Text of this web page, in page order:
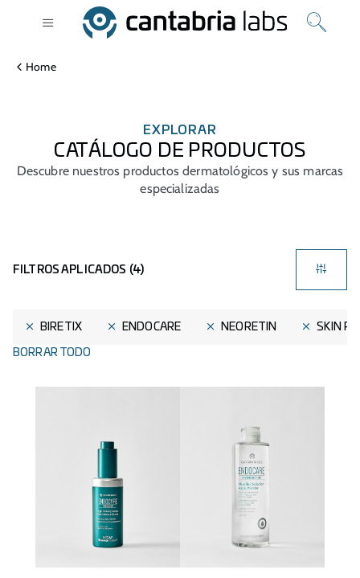
Home
EXPLORAR
CATÁLOGO DE PRODUCTOS
Descubre nuestros productos dermatológicos y sus marcas
especializadas
FILTROS APLICADOS (4)
BIRETIX ENDOCARE NEORETIN SKIN
BORRAR TODO